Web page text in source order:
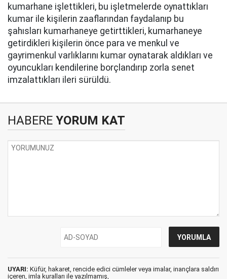
kumarhane işlettikleri, bu işletmelerde oynattıkları
kumar ile kişilerin zaaflarından faydalanıp bu
şahısları kumarhaneye getirttikleri, kumarhaneye
getirdikleri kişilerin önce para ve menkul ve
gayrimenkul varlıklarını kumar oynatarak aldıkları ve
oyuncukları kendilerine borçlandırıp zorla senet
imzalattıkları ileri sürüldü.
HABERE YORUM KAT
UYARI: Küfür, hakaret, rencide edici cümleler veya imalar, inançlara saldırı
içeren, imla kuralları ile yazılmamış,